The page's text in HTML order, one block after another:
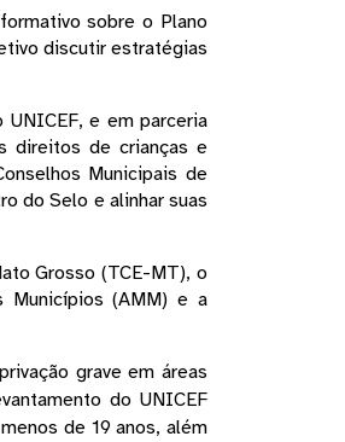
sobre o Plano
discutir estratégias
e em parceria
direitos de crianças e
Municipais de
do Selo e alinhar suas
Grosso (TCE-MT), o
Municípios (AMM) e a
grave em áreas
do UNICEF
de 19 anos, além